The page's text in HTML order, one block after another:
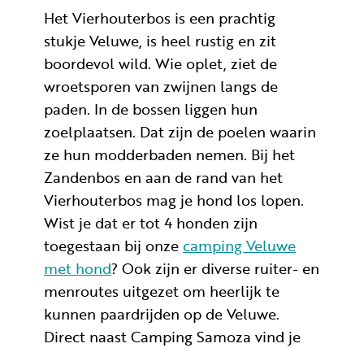
Het Vierhouterbos is een prachtig
stukje Veluwe, is heel rustig en zit
boordevol wild. Wie oplet, ziet de
wroetsporen van zwijnen langs de
paden. In de bossen liggen hun
zoelplaatsen. Dat zijn de poelen waarin
ze hun modderbaden nemen. Bij het
Zandenbos en aan de rand van het
Vierhouterbos mag je hond los lopen.
Wist je dat er tot 4 honden zijn
toegestaan bij onzecamping Veluwe
met hond? Ook zijn er diverse ruiter- en
menroutes uitgezet om heerlijk te
kunnen paardrijden op de Veluwe.
Direct naast Camping Samoza vind je